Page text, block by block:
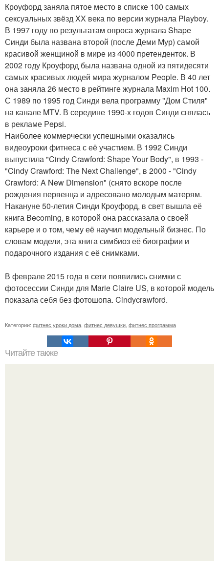
Кроуфорд заняла пятое место в списке 100 самых
сексуальных звёзд XX века по версии журнала Playboy.
В 1997 году по результатам опроса журнала Shape
Синди была названа второй (после Деми Мур) самой
красивой женщиной в мире из 4000 претенденток. В
2002 году Кроуфорд была названа одной из пятидесяти
самых красивых людей мира журналом People. В 40 лет
она заняла 26 место в рейтинге журнала Maxim Hot 100.
С 1989 по 1995 год Синди вела программу "Дом Стиля"
на канале MTV. В середине 1990-х годов Синди снялась
в рекламе Pepsi.
Наиболее коммерчески успешными оказались
видеоуроки фитнеса с её участием. В 1992 Синди
выпустила "Cindy Crawford: Shape Your Body", в 1993 -
"Cindy Crawford: The Next Challenge", в 2000 - "Cindy
Crawford: A New Dimension" (снято вскоре после
рождения первенца и адресовано молодым матерям.
Накануне 50-летия Синди Кроуфорд, в свет вышла её
книга Becoming, в которой она рассказала о своей
карьере и о том, чему её научил модельный бизнес. По
словам модели, эта книга симбиоз её биографии и
подарочного издания с её снимками.
В феврале 2015 года в сети появились снимки с
фотосессии Синди для Marie Claire US, в которой модель
показала себя без фотошопа. Cindycrawford.
Категории: фитнес уроки дома фитнес девушки фитнес программа
Читайте также